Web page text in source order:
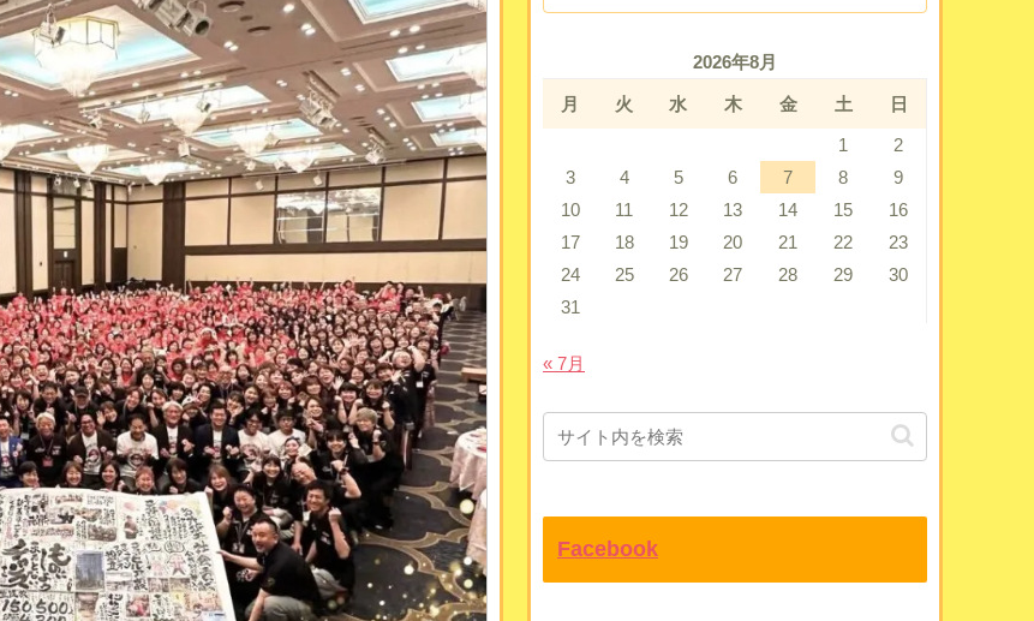
2026年8月
月 火 水 木 金 土
日
1
2
3
4 5 6 7 8
9
10
11 12 13 14 15
16
17
18 19 20 21 22
23
24
25 26 27 28 29
30
31
« 7月
Facebook